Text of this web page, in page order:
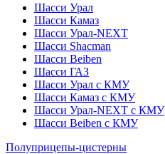
Шасси Урал
Шасси Камаз
Шасси Урал-NEXT
Шасси Shacman
Шасси Beiben
Шасси ГАЗ
Шасси Урал с КМУ
Шасси Камаз с КМУ
Шасси Урал-NEXT с КМУ
Шасси Beiben с КМУ
Полуприцепы-цистерны